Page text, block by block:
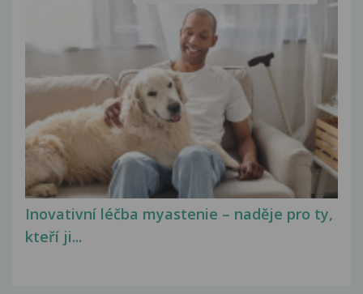
Inovativní léčba myastenie – naděje pro ty,
kteří ji...